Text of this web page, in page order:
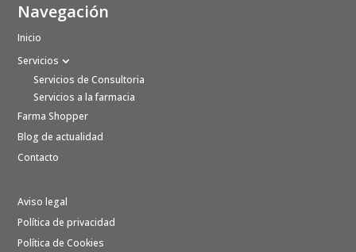
Navegación
Inicio
Servicios
Servicios de Consultoria
Servicios a la farmacia
Farma Shopper
Blog de actualidad
Contacto
Aviso legal
Política de privacidad
Política de Cookies